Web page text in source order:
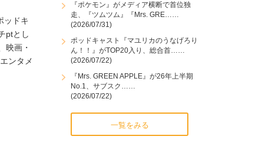
ッドキ
ptとし
映画・
ンタメ
『ポケモン』がメディア横断で首位独
走、『ツムツム』『Mrs. GRE……
(2026/07/31)
ポッドキャスト『マユリカのうなげろり
ん！！』がTOP20入り、総合首……
(2026/07/22)
『Mrs. GREEN APPLE』が26年上半期
No.1、サブスク……
(2026/07/22)
一覧をみる